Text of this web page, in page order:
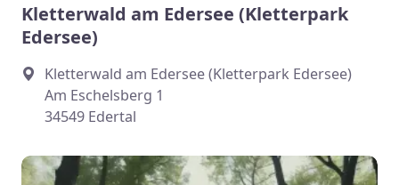
Kletterwald am Edersee (Kletterpark
Edersee)
Kletterwald am Edersee (Kletterpark Edersee)
Am Eschelsberg 1
34549 Edertal